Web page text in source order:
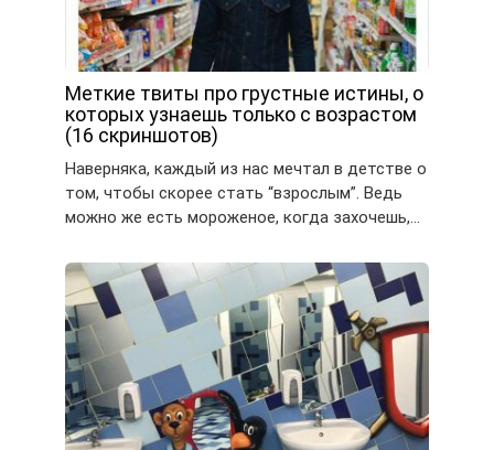
Меткие твиты про грустные истины, о
которых узнаешь только с возрастом
(16 скриншотов)
Наверняка, каждый из нас мечтал в детстве о
том, чтобы скорее стать “взрослым”. Ведь
можно же есть мороженое, когда захочешь,…